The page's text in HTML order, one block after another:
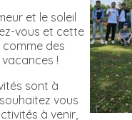
et le soleil
vous et cette
des
!
sont à
vous
à venir,